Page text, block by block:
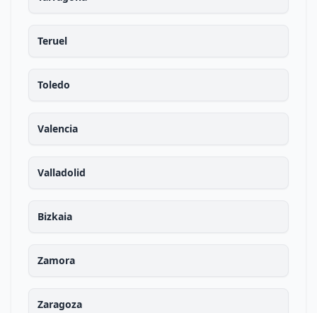
Teruel
Toledo
Valencia
Valladolid
Bizkaia
Zamora
Zaragoza